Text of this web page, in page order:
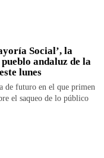
Social’, la
andaluz de la
lunes
de futuro en el que primen
el saqueo de lo público